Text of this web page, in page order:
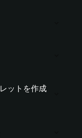
ットを作成